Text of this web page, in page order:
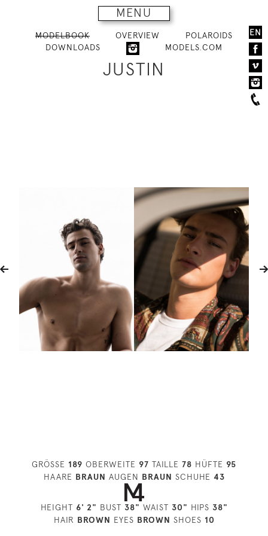
MENU
EN
MODELBOOK OVERVIEW
POLAROIDS
DOWNLOADS
MODELS.COM
JUSTIN
GRÖSSE 189 OBERWEITE 97 TAILLE 78 HÜFTE 95
HAARE BRAUN AUGEN BRAUN SCHUHE 43
HEIGHT 6' 2" BUST 38" WAIST 30" HIPS 38"
HAIR BROWN EYES BROWN SHOES 10